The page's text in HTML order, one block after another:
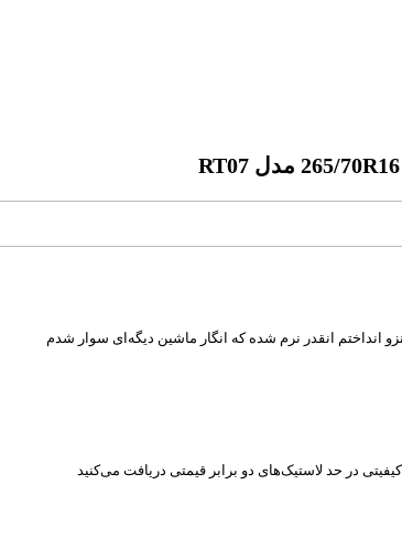
انداختم انقدر نرم شده که انگار ماشین دیگه‌ای سوار شدم
در حد لاستیک‌های دو برابر قیمتی دریافت می‌کنید